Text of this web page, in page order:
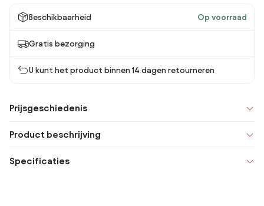
Beschikbaarheid Op voorraad
Gratis bezorging
U kunt het product binnen 14 dagen retourneren
Prijsgeschiedenis
Product beschrijving
Specificaties